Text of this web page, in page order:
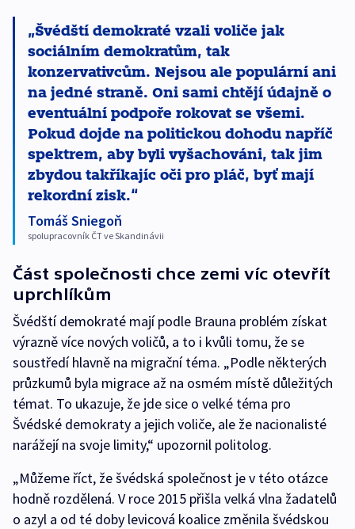
Švédští demokraté vzali voliče jak
sociálním demokratům, tak
konzervativcům. Nejsou ale populární ani
na jedné straně. Oni sami chtějí údajně o
eventuální podpoře rokovat se všemi.
Pokud dojde na politickou dohodu napříč
spektrem, aby byli vyšachováni, tak jim
zbydou takříkajíc oči pro pláč, byť mají
rekordní zisk.
Tomáš Sniegoň
spolupracovník ČT ve Skandinávii
Část společnosti chce zemi víc otevřít
uprchlíkům
Švédští demokraté mají podle Brauna problém získat
výrazně více nových voličů, a to i kvůli tomu, že se
soustředí hlavně na migrační téma. „Podle některých
průzkumů byla migrace až na osmém místě důležitých
témat. To ukazuje, že jde sice o velké téma pro
Švédské demokraty a jejich voliče, ale že nacionalisté
narážejí na svoje limity,“ upozornil politolog.
„Můžeme říct, že švédská společnost je v této otázce
hodně rozdělená. V roce 2015 přišla velká vlna žadatelů
o azyl a od té doby levicová koalice změnila švédskou